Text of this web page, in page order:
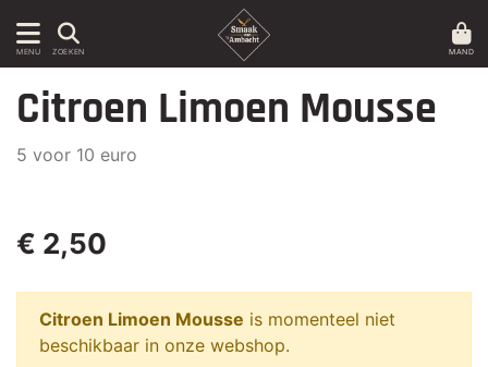
MENU ZOEKEN MAND
Citroen Limoen Mousse
5 voor 10 euro
€ 2,50
Citroen Limoen Mousse is momenteel niet
beschikbaar in onze webshop.